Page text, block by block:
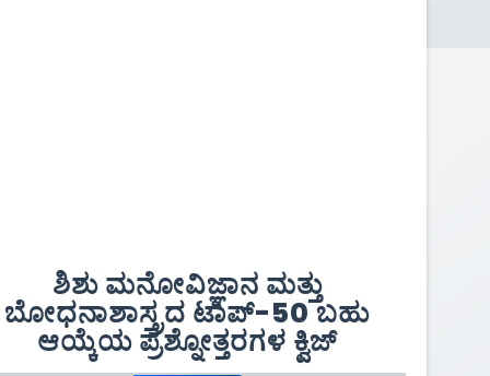
ಶಿಶು ಮನೋವಿಜ್ಞಾನ ಮತ್ತು
ಬೋಧನಾಶಾಸ್ತ್ರದ ಟಾಪ್-50 ಬಹು
ಆಯ್ಕೆಯ ಪ್ರಶ್ನೋತ್ತರಗಳ ಕ್ವಿಜ್